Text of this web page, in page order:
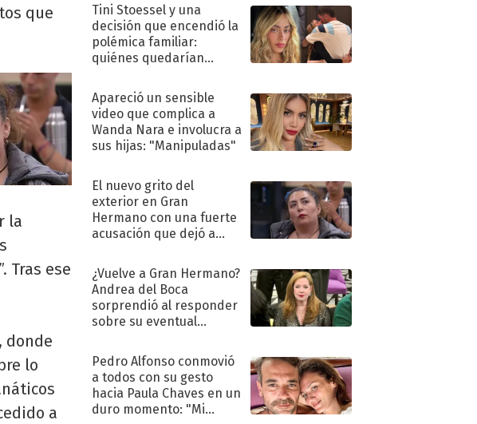
que
la
Tras ese
donde
lo
a
Tini Stoessel y una
decisión que encendió la
polémica familiar:
quiénes quedarían
Apareció un sensible
video que complica a
Wanda Nara e involucra a
sus hijas: "Manipuladas"
El nuevo grito del
exterior en Gran
Hermano con una fuerte
acusación que dejó a
"Traidora"
¿Vuelve a Gran Hermano?
Andrea del Boca
sorprendió al responder
sobre su eventual
Pedro Alfonso conmovió
a todos con su gesto
hacia Paula Chaves en un
duro momento: "Mi